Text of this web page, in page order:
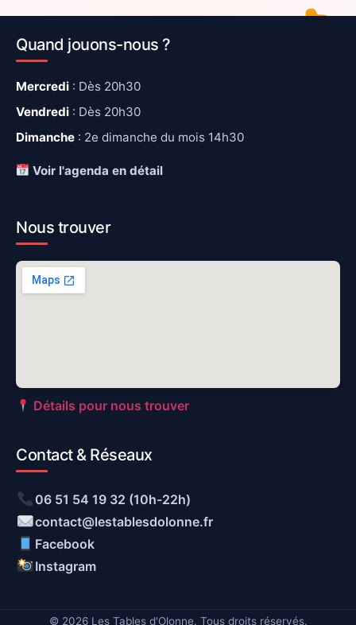
Quand jouons-nous ?
Mercredi : Dès 20h30
Vendredi : Dès 20h30
Dimanche : 2e dimanche du mois 14h30
Voir l'agenda en détail
Nous trouver
Détails pour nous trouver
Contact & Réseaux
06 51 54 19 32 (10h-22h)
contact@lestablesdolonne.fr
Facebook
Instagram
© 2026 Les Tables d'Olonne. Tous droits réservés.